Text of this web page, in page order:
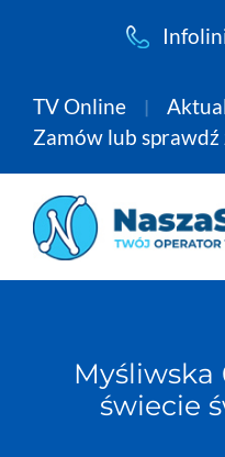
TV Online
Zamów lub sprawdź
świecie